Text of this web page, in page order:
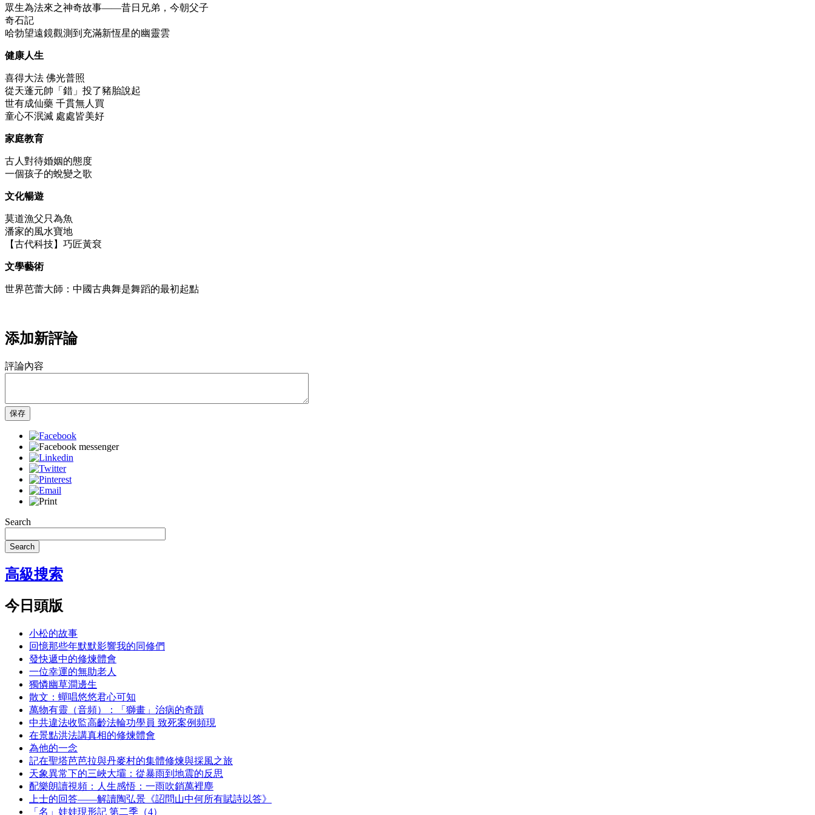
眾生為法來之神奇故事——昔日兄弟，今朝父子
奇石記
哈勃望遠鏡觀測到充滿新恆星的幽靈雲
健康人生
喜得大法 佛光普照
從天蓬元帥「錯」投了豬胎說起
世有成仙藥 千貫無人買
童心不泯滅 處處皆美好
家庭教育
古人對待婚姻的態度
一個孩子的蛻變之歌
文化暢遊
莫道漁父只為魚
潘家的風水寶地
【古代科技】巧匠黃袞
文學藝術
世界芭蕾大師：中國古典舞是舞蹈的最初起點
添加新評論
評論內容
保存
Search
Search
高級搜索
今日頭版
小松的故事
回憶那些年默默影響我的同修們
發快遞中的修煉體會
一位幸運的無助老人
獨憐幽草澗邊生
散文：蟬唱悠悠君心可知
萬物有靈（音頻）：「獅畫」治病的奇蹟
中共違法收監高齡法輪功學員 致死案例頻現
在景點洪法講真相的修煉體會
為他的一念
記在聖塔芭芭拉與丹麥村的集體修煉與採風之旅
天象異常下的三峽大壩：從暴雨到地震的反思
配樂朗讀視頻：人生感悟：一雨吹銷萬裡塵
上士的回答——解讀陶弘景《詔問山中何所有賦詩以答》
「名」娃娃現形記 第二季（4）